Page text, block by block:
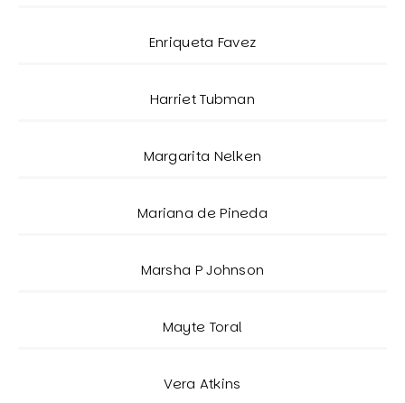
Enriqueta Favez
Harriet Tubman
Margarita Nelken
Mariana de Pineda
Marsha P Johnson
Mayte Toral
Vera Atkins